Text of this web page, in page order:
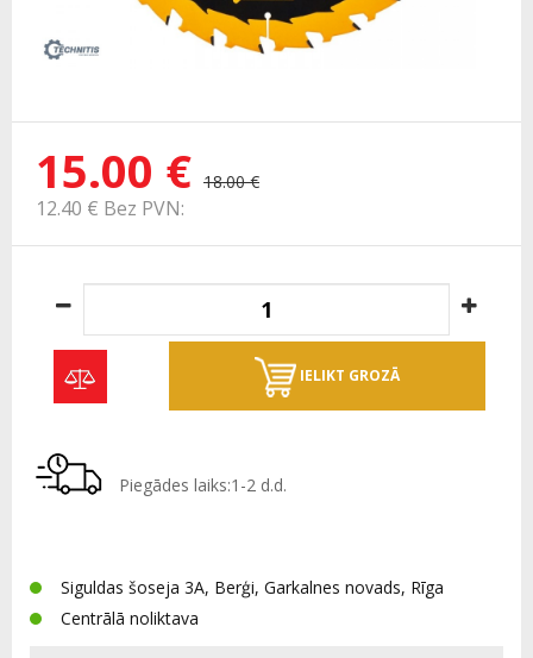
15.00 € 18.00 €
12.40 € Bez PVN:
IELIKT GROZĀ
Piegādes laiks:1-2 d.d.
Siguldas šoseja 3A, Berģi, Garkalnes novads, Rīga
Centrālā noliktava